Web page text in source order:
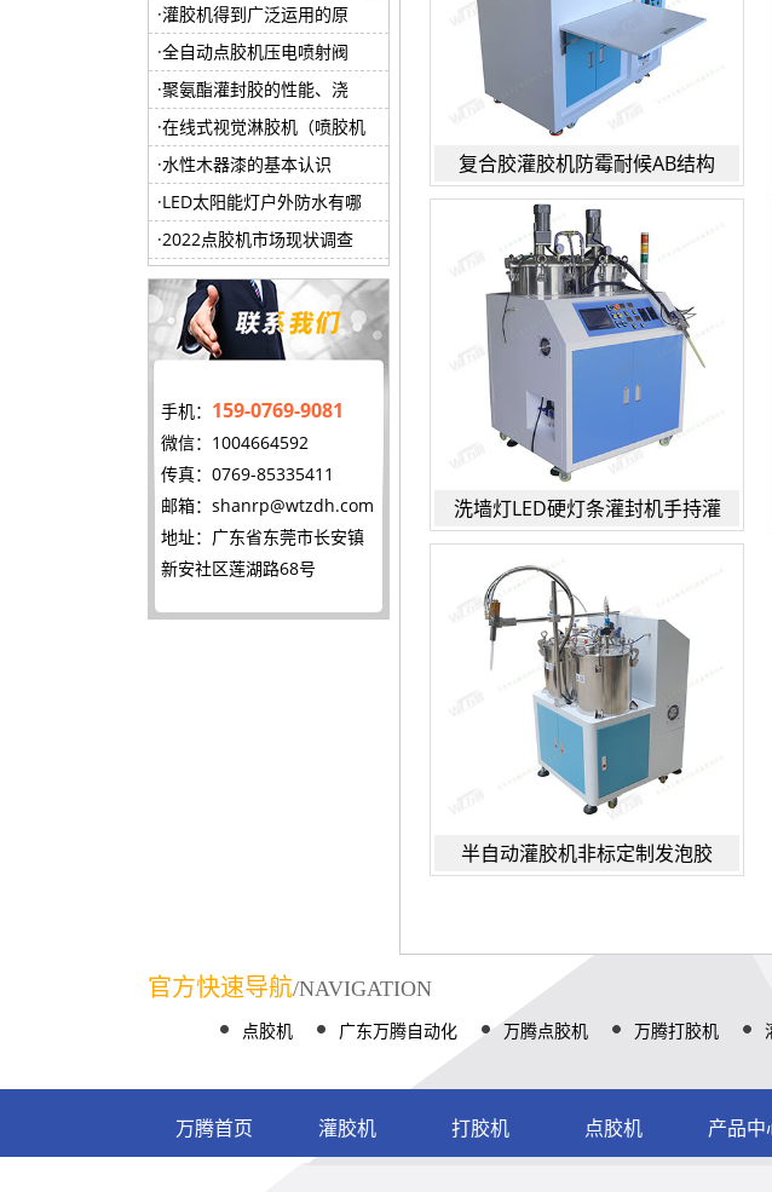
复合胶灌胶机防霉耐候AB结构
洗墙灯LED硬灯条灌封机手持灌
半自动灌胶机非标定制发泡胶
灌胶机得到广泛运用的原
全自动点胶机压电喷射阀
聚氨酯灌封胶的性能、浇
在线式视觉淋胶机（喷胶机
水性木器漆的基本认识
LED太阳能灯户外防水有哪
2022点胶机市场现状调查
手机： 159-0769-9081
微信：1004664592
传真：0769-85335411
邮箱： shanrp@wtzdh.com
地址：广东省东莞市长安镇
新安社区莲湖路68号
官方快速导航/NAVIGATION
点胶机 广东万腾自动化 万腾点胶机 万腾打胶机
万腾首页 灌胶机 打胶机 点胶机 产品中